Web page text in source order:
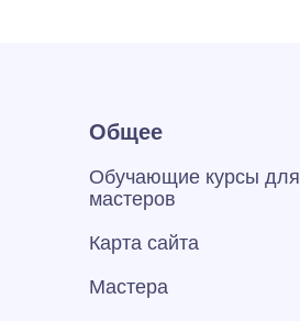
Общее
Обучающие курсы для
мастеров
Карта сайта
Мастера